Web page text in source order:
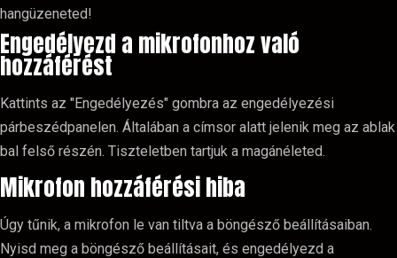
hangüzeneted!
Engedélyezd a mikrofonhoz való
hozzáférést
Kattints az "Engedélyezés" gombra az engedélyezési
párbeszédpanelen. Általában a címsor alatt jelenik meg az ablak
bal felső részén. Tiszteletben tartjuk a magánéleted.
Mikrofon hozzáférési hiba
Úgy tűnik, a mikrofon le van tiltva a böngésző beállításaiban.
Nyisd meg a böngésző beállításait, és engedélyezd a